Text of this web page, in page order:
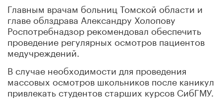
Главным врачам больниц Томской области и
главе облздрава Александру Холопову
Роспотребнадзор рекомендовал обеспечить
проведение регулярных осмотров пациентов
медучреждений.
В случае необходимости для проведения
массовых осмотров школьников после каникул
привлекать студентов старших курсов СибГМУ.